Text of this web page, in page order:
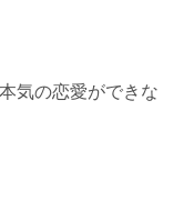
気の恋愛ができな